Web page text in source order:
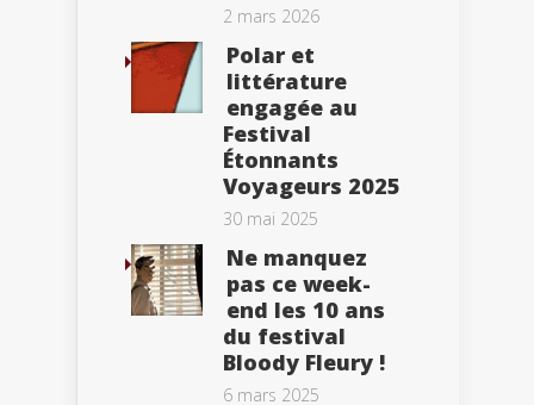
2 mars 2026
Polar et
littérature
engagée au
Festival
Étonnants
Voyageurs 2025
30 mai 2025
Ne manquez
pas ce week-
end les 10 ans
du festival
Bloody Fleury !
6 mars 2025